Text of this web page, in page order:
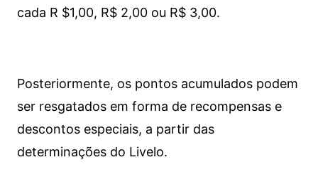
cada R $1,00, R$ 2,00 ou R$ 3,00.
Posteriormente, os pontos acumulados podem
ser resgatados em forma de recompensas e
descontos especiais, a partir das
determinações do Livelo.